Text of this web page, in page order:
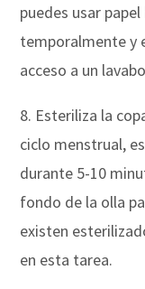
puedes usar
temporalmente y
acceso a un
8. Esteriliza la
ciclo menstrual,
durante 5-10
fondo de la olla
existen
en esta tarea.